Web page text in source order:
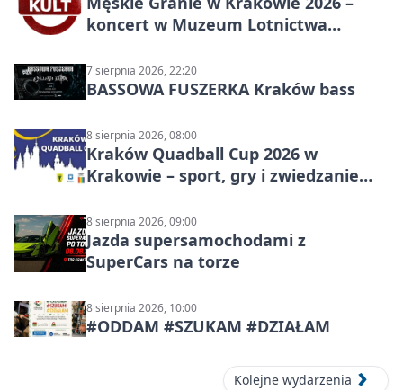
koncert w Muzeum Lotnictwa
7 sierpnia 2026, 22:20
BASSOWA FUSZERKA Kraków bass
8 sierpnia 2026, 08:00
Kraków Quadball Cup 2026 w
Krakowie – sport, gry i zwiedzanie
8 sierpnia 2026, 09:00
Jazda supersamochodami z
SuperCars na torze
8 sierpnia 2026, 10:00
#ODDAM #SZUKAM #DZIAŁAM
Kolejne wydarzenia